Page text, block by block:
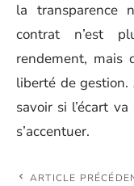
la transparence
contrat n’est
rendement, mais
liberté de
savoir si l’écart
s’accentuer.
ARTICLE